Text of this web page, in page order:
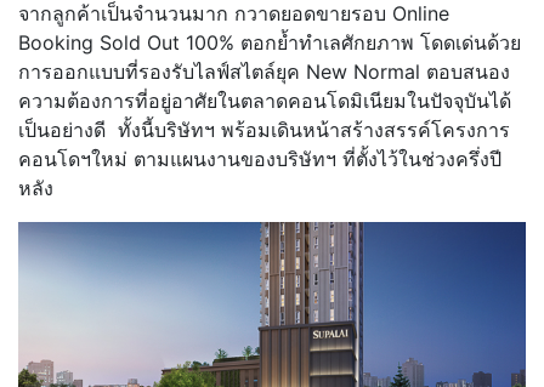
จากลูกค้าเป็นจำนวนมาก กวาดยอดขายรอบ Online
Booking Sold Out 100% ตอกย้ำทำเลศักยภาพ โดดเด่นด้วย
การออกแบบที่รองรับไลฟ์สไตล์ยุค New Normal ตอบสนอง
ความต้องการที่อยู่อาศัยในตลาดคอนโดมิเนียมในปัจจุบันได้
เป็นอย่างดี ทั้งนี้บริษัทฯ พร้อมเดินหน้าสร้างสรรค์โครงการ
คอนโดฯใหม่ ตามแผนงานของบริษัทฯ ที่ตั้งไว้ในช่วงครึ่งปี
หลัง